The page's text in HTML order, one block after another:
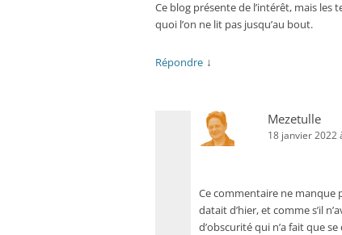
Ce blog présente de l’intérêt, mais
quoi l’on ne lit pas jusqu’au bout.
Répondre ↓
Mezetulle
18 janvier 2022
Ce commentaire ne manque
datait d’hier, et comme s’il
d’obscurité qui n’a fait que